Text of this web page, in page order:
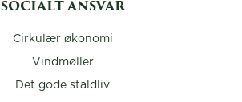
SOCIALT ANSVAR
Cirkulær økonomi
Vindmøller
Det gode staldliv